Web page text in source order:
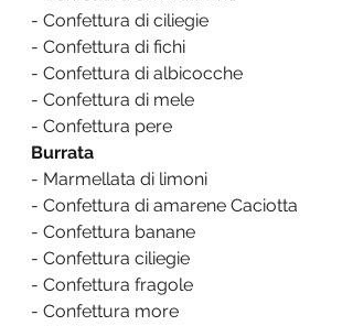
- Confettura di ciliegie
- Confettura di fichi
- Confettura di albicocche
- Confettura di mele
- Confettura pere
Burrata
- Marmellata di limoni
- Confettura di amarene Caciotta
- Confettura banane
- Confettura ciliegie
- Confettura fragole
- Confettura more